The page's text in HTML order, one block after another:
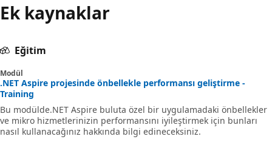
Ek kaynaklar
Eğitim
Modül
.NET Aspire projesinde önbellekle performansı geliştirme -
Training
Bu modülde.NET Aspire buluta özel bir uygulamadaki önbellekler
ve mikro hizmetlerinizin performansını iyileştirmek için bunları
nasıl kullanacağınız hakkında bilgi edineceksiniz.